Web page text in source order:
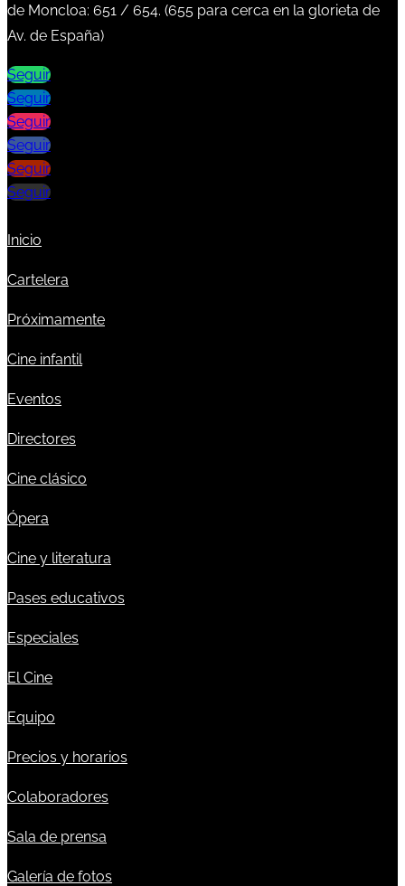
de Moncloa: 651 / 654. (655 para cerca en la glorieta de
Av. de España)
Seguir
Seguir
Seguir
Seguir
Seguir
Seguir
Inicio
Cartelera
Próximamente
Cine infantil
Eventos
Directores
Cine clásico
Ópera
Cine y literatura
Pases educativos
Especiales
El Cine
Equipo
Precios y horarios
Colaboradores
Sala de prensa
Galería de fotos